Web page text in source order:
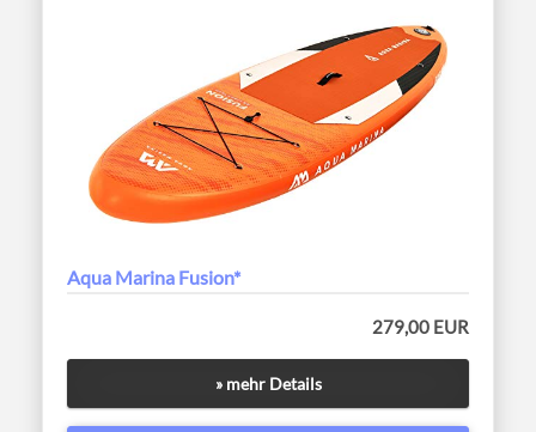
Aqua Marina Fusion*
279,00 EUR
» mehr Details